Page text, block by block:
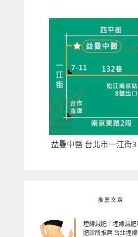
益曼中醫 台北市一江街
推薦文章
埋線減肥｜埋線減肥
肥診所推薦 台北埋